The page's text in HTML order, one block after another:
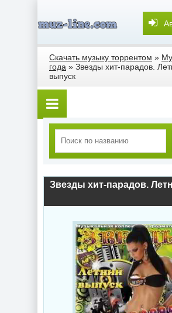
Скачать музыку торрентом »
года » Звезды хит-парадов.
выпуск